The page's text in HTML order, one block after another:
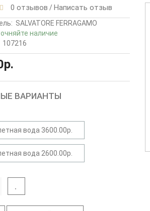
0 отзывов / Написать отзыв
SALVATORE FERRAGAMO
наличие
107216
ВАРИАНТЫ
вода 3600.00р.
вода 2600.00р.